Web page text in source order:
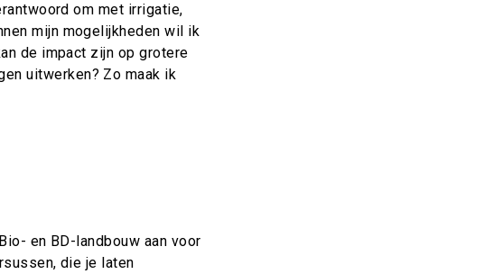
om met irrigatie,
mijn mogelijkheden wil ik
de impact zijn op grotere
uitwerken? Zo maak ik
en BD-landbouw aan voor
die je laten